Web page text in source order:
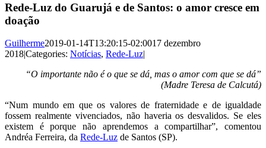
Rede-Luz do Guarujá e de Santos: o amor cresce em
doação
Guilherme2019-01-14T13:20:15-02:0017 dezembro
2018|Categories: Notícias, Rede-Luz|
“O importante não é o que se dá, mas o amor com que se dá”
(Madre Teresa de Calcutá)
“Num mundo em que os valores de fraternidade e de igualdade
fossem realmente vivenciados, não haveria os desvalidos. Se eles
existem é porque não aprendemos a compartilhar”, comentou
Andréa Ferreira, da Rede-Luz de Santos (SP).